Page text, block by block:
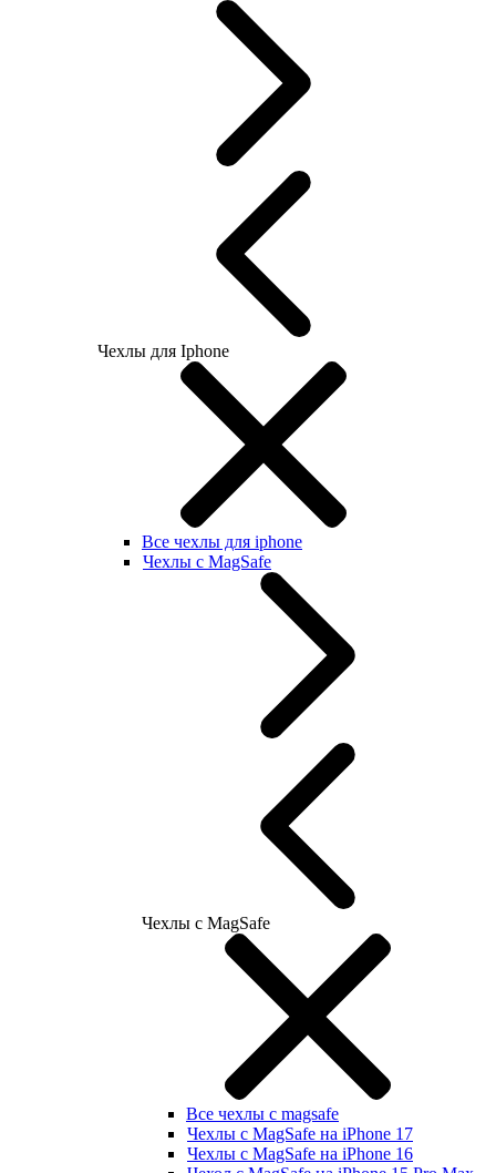
Чехлы для Iphone
Все чехлы для iphone
Чехлы с MagSafe
Чехлы с MagSafe
Все чехлы с magsafe
Чехлы с MagSafe на iPhone 17
Чехлы с MagSafe на iPhone 16